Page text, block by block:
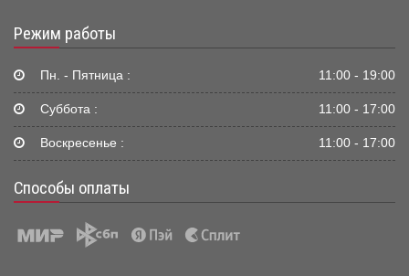
Режим работы
Пн. - Пятница : 11:00 - 19:00
Суббота : 11:00 - 17:00
Воскресенье : 11:00 - 17:00
Способы оплаты